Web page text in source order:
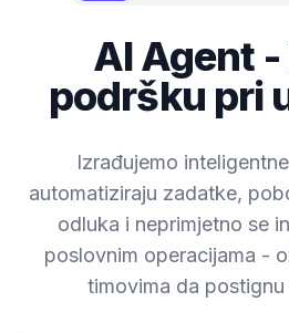
AI Agent -
podršku pri
Izrađujemo
automatiziraju zadatke,
odluka i neprimjetno se
poslovnim operacijama -
timovima da postignu